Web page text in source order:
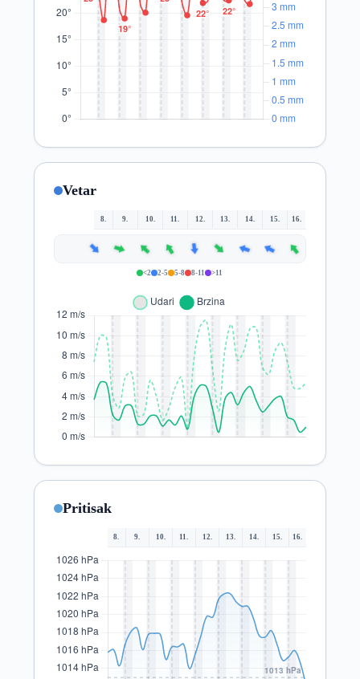
Vetar
8. 9. 10. 11. 12. 13. 14. 15. 16.
Pritisak
8. 9. 10. 11. 12. 13. 14. 15. 16.